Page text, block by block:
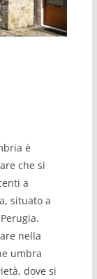
è
che si
a
situato a
nella
umbra
dove si